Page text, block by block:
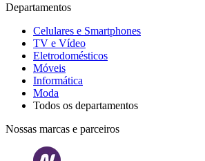
Departamentos
Celulares e Smartphones
TV e Vídeo
Eletrodomésticos
Móveis
Informática
Moda
Todos os departamentos
Nossas marcas e parceiros